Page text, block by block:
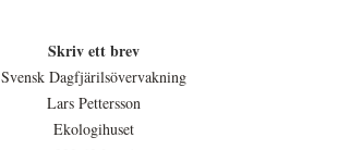
Skriv ett brev
Svensk Dagfjärilsövervakning
Lars Pettersson
Ekologihuset